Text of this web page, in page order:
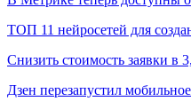
ТОП 11 нейросетей для
Снизить стоимость заявки в
Дзен перезапустил